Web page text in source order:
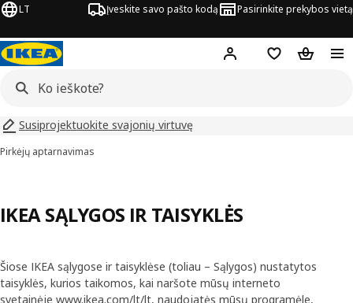
LT Įveskite savo pašto kodą Pasirinkite prekybos vietą
Hej! Prisijungti
Pageidavimų
Pirkinių
Susiprojektuokite svajonių virtuvę
Pirkėjų aptarnavimas
IKEA SĄLYGOS IR TAISYKLĖS
Šiose IKEA sąlygose ir taisyklėse (toliau – Sąlygos) nustatytos
taisyklės, kurios taikomos, kai naršote mūsų interneto
svetainėje www.ikea.com/lt/lt, naudojatės mūsų programėle,